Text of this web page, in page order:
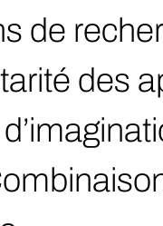
de
des